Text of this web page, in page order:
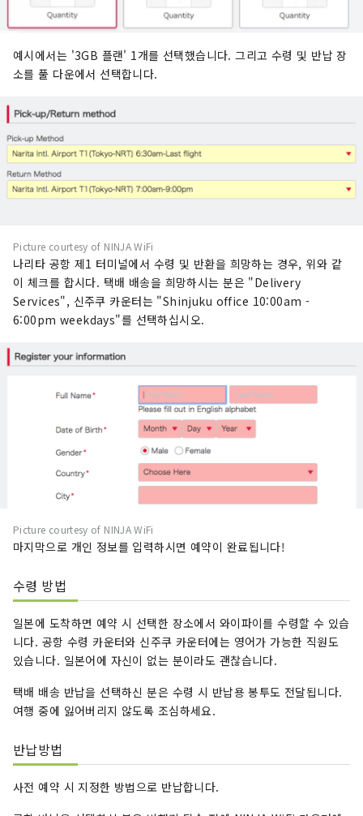
예시에서는 '3GB 플랜' 1개를 선택했습니다. 그리고 수령 및 반납 장
소를 풀 다운에서 선택합니다.
Picture courtesy of NINJA WiFi
나리타 공항 제1 터미널에서 수령 및 반환을 희망하는 경우, 위와 같
이 체크를 합시다. 택배 배송을 희망하시는 분은 "Delivery
Services", 신주쿠 카운터는 "Shinjuku office 10:00am -
6:00pm weekdays"를 선택하십시오.
Picture courtesy of NINJA WiFi
마지막으로 개인 정보를 입력하시면 예약이 완료됩니다!
수령 방법
일본에 도착하면 예약 시 선택한 장소에서 와이파이를 수령할 수 있습
니다. 공항 수령 카운터와 신주쿠 카운터에는 영어가 가능한 직원도
있습니다. 일본어에 자신이 없는 분이라도 괜찮습니다.
택배 배송 반납을 선택하신 분은 수령 시 반납용 봉투도 전달됩니다.
여행 중에 잃어버리지 않도록 조심하세요.
반납방법
사전 예약 시 지정한 방법으로 반납합니다.